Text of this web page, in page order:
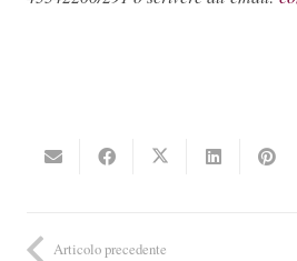
Articolo precedente